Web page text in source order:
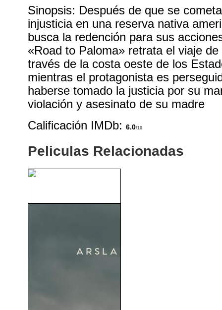
Sinopsis: Después de que se
injusticia en una reserva nativa
busca la redención para sus
«Road to Paloma» retrata el viaje
través de la costa oeste de los
mientras el protagonista es
haberse tomado la justicia por su
violación y asesinato de su madre
Calificación IMDb:6.0/10
Peliculas Relacionadas